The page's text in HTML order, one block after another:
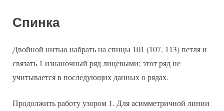
Спинка
Двойной нитью набрать на спицы 101 (107, 113) петля и
связать 1 изнаночный ряд лицевыми; этот ряд не
учитывается в последующих данных о рядах.
Продолжить работу узором 1. Для асимметричной линии